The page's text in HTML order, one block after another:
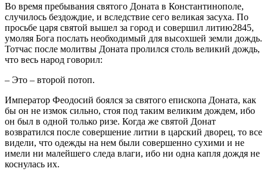
Во время пребывания святого Доната в Константинополе,
случилось бездождие, и вследствие сего великая засуха. По
просьбе царя святой вышел за город и совершил литию2845,
умоляя Бога послать необходимый для высохшей земли дождь.
Тотчас после молитвы Доната пролился столь великий дождь,
что весь народ говорил:
– Это – второй потоп.
Император Феодосий боялся за святого епископа Доната, как
бы он не измок сильно, стоя под таким великим дождем, ибо
он был в одной только ризе. Когда же святой Донат
возвратился после совершение литии в царский дворец, то все
видели, что одежды на нем были совершенно сухими и не
имели ни малейшего следа влаги, ибо ни одна капля дождя не
коснулась их.